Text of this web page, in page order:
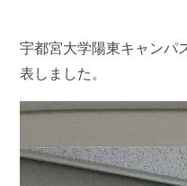
宇都宮大学陽東キャンパ
表しました。